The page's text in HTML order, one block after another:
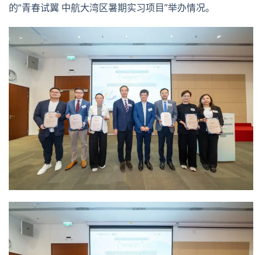
的“青春试翼 中航大湾区暑期实习项目”举办情况。